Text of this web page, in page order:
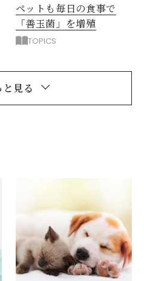
ペットも毎日の食事で
「善玉菌」を増殖
TOPICS
と見る